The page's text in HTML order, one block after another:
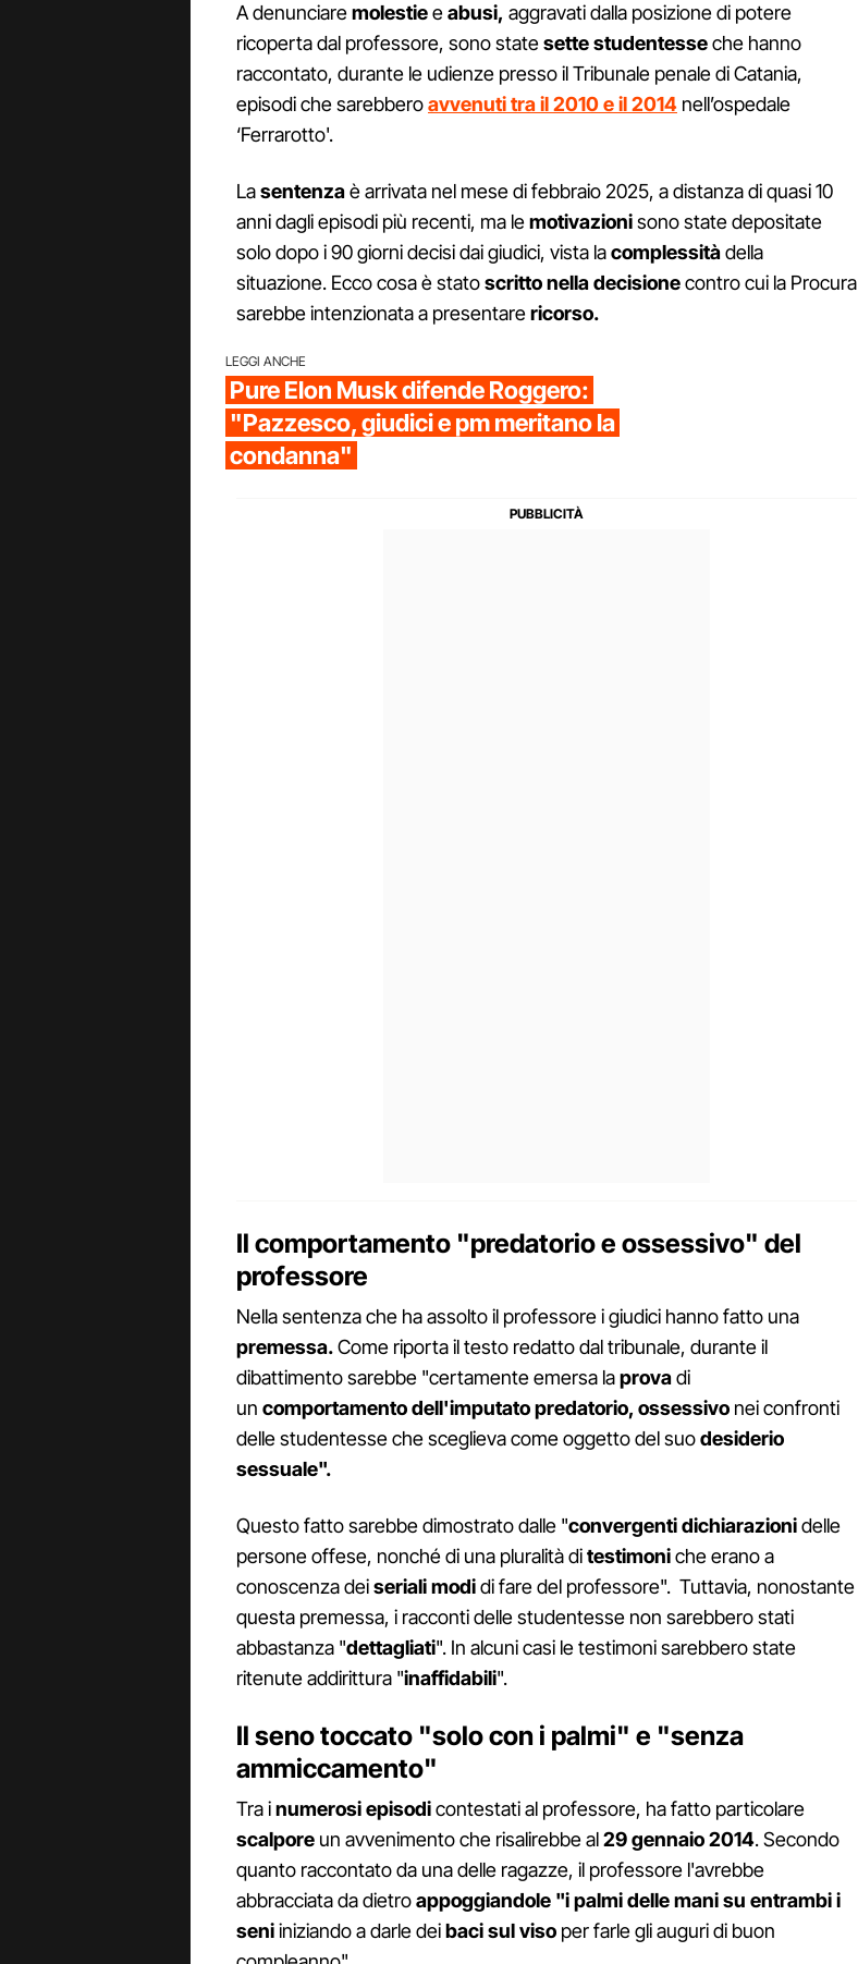
A denunciaremolestieeabusi, aggravati dalla posizione di potere
ricoperta dal professore, sono statesette studentesseche hanno
raccontato, durante le udienze presso il Tribunale penale di Catania,
episodi che sarebberoavvenuti tra il 2010 e il 2014 nell’ospedale
‘Ferrarotto'.
Lasentenzaè arrivata nel mese di febbraio 2025, a distanza di quasi 10
anni dagli episodi più recenti, ma lemotivazionisono state depositate
solo dopo i 90 giorni decisi dai giudici, vista lacomplessitàdella
situazione. Ecco cosa è statoscrittonella decisionecontro cui la Procura
sarebbe intenzionata a presentarericorso.
LEGGI ANCHE
Pure Elon Musk difende Roggero:
"Pazzesco, giudici e pm meritano la
condanna"
Il comportamento "predatorio e ossessivo" del
professore
Nella sentenza che ha assolto il professore i giudici hanno fatto una
premessa.Come riporta il testo redatto dal tribunale, durante il
dibattimento sarebbe "certamente emersa laprovadi
un comportamento dell'imputato predatorio, ossessivo nei confronti
delle studentesse che sceglieva come oggetto del suodesiderio
sessuale".
Questo fatto sarebbe dimostrato dalle "convergenti dichiarazionidelle
persone offese, nonché di una pluralità ditestimoniche erano a
conoscenza deiseriali modidi fare del professore". Tuttavia, nonostante
questa premessa, i racconti delle studentesse non sarebbero stati
abbastanza "dettagliati". In alcuni casi le testimoni sarebbero state
ritenute addirittura "inaffidabili".
Il seno toccato "solo con i palmi" e "senza
ammiccamento"
Tra inumerosi episodicontestati al professore, ha fatto particolare
scalpore un avvenimento che risalirebbe al29 gennaio 2014. Secondo
quanto raccontato da una delle ragazze, il professore l'avrebbe
abbracciata da dietroappoggiandole "i palmi delle manisu entrambi i
seniiniziando a darle deibaci sul viso per farle gli auguri di buon